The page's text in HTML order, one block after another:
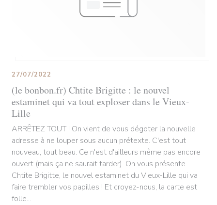
(le bonbon.fr) Chtite Brigitte : le nouvel
estaminet qui va tout exploser dans le Vieux-
Lille
27/07/2022
ARRÊTEZ TOUT ! On vient de vous dégoter la nouvelle
adresse à ne louper sous aucun prétexte. C'est tout
nouveau, tout beau. Ce n'est d'ailleurs même pas encore
ouvert (mais ça ne saurait tarder). On vous présente
Chtite Brigitte, le nouvel estaminet du Vieux-Lille qui va
faire trembler vos papilles ! Et croyez-nous, la carte est
folle...